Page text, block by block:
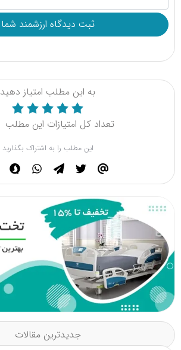
به این مطلب امتیاز دهید
تعداد کل امتیازات این مطلب
این مطلب را به اشتراک بگذارید
جدیدترین مقالات